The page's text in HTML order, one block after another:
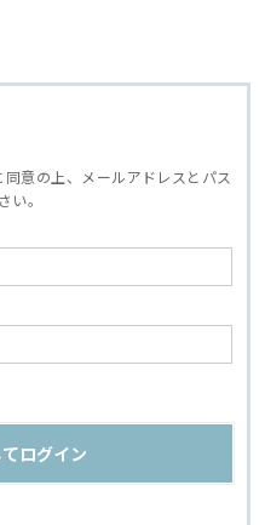
同意の上、
メールアドレスとパス
い。